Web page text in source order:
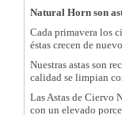
Natural Horn son
Cada primavera los
éstas crecen de nuevo.
Nuestras astas son
calidad se limpian
Las Astas de Ciervo
con un elevado